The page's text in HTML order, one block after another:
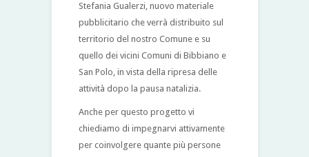
Stefania Gualerzi, nuovo materiale
pubblicitario che verrà distribuito sul
territorio del nostro Comune e su
quello dei vicini Comuni di Bibbiano e
San Polo, in vista della ripresa delle
attività dopo la pausa natalizia.
Anche per questo progetto vi
chiediamo di impegnarvi attivamente
per coinvolgere quante più persone